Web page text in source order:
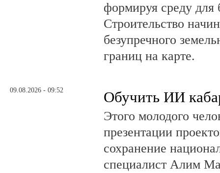
формируя среду
Строительство
безупречного
границ на карте.
09.08.2026 - 09:52 Обучить ИИ
Этого молодого
презентации
сохранение
специалист Алим